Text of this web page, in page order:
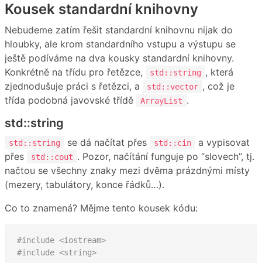
Kousek standardní knihovny
Nebudeme zatím řešit standardní knihovnu nijak do
hloubky, ale krom standardního vstupu a výstupu se
ještě podíváme na dva kousky standardní knihovny.
Konkrétně na třídu pro řetězce,
std::string , která
zjednodušuje práci s řetězci, a
std::vector , což je
třída podobná javovské třídě
ArrayList .
std::string
std::string se dá načítat přes std::cin
a vypisovat
přes
std::cout . Pozor, načítání funguje po “slovech”, tj.
načtou se všechny znaky mezi dvěma prázdnými místy
(mezery, tabulátory, konce řádků…).
Co to znamená? Mějme tento kousek kódu:
#include <iostream>
#include <string>